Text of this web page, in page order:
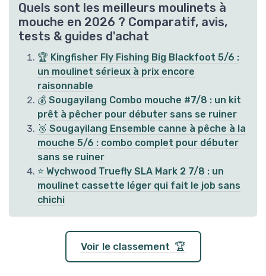
Quels sont les meilleurs moulinets à
mouche en 2026 ? Comparatif, avis,
tests & guides d'achat
🏆 Kingfisher Fly Fishing Big Blackfoot 5/6 :
un moulinet sérieux à prix encore
raisonnable
💰 Sougayilang Combo mouche #7/8 : un kit
prêt à pêcher pour débuter sans se ruiner
🥉 Sougayilang Ensemble canne à pêche à la
mouche 5/6 : combo complet pour débuter
sans se ruiner
⭐ Wychwood Truefly SLA Mark 2 7/8 : un
moulinet cassette léger qui fait le job sans
chichi
Voir le classement 🏆